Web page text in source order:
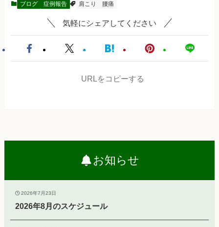
ブログ 症例報告 肩こり 腰痛
気軽にシェアしてください
URLをコピーする
お知らせ
2026年7月23日
2026年8月のスケジュール